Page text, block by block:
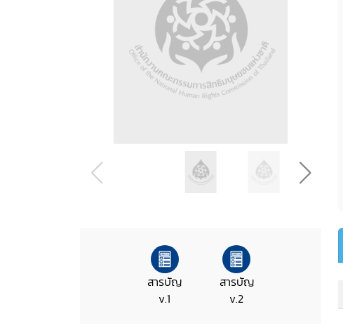
สารบัญ
v.1
สารบัญ
v.2